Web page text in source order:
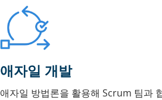
애자일 개발
애자일 방법론을 활용해 Scrum 팀과